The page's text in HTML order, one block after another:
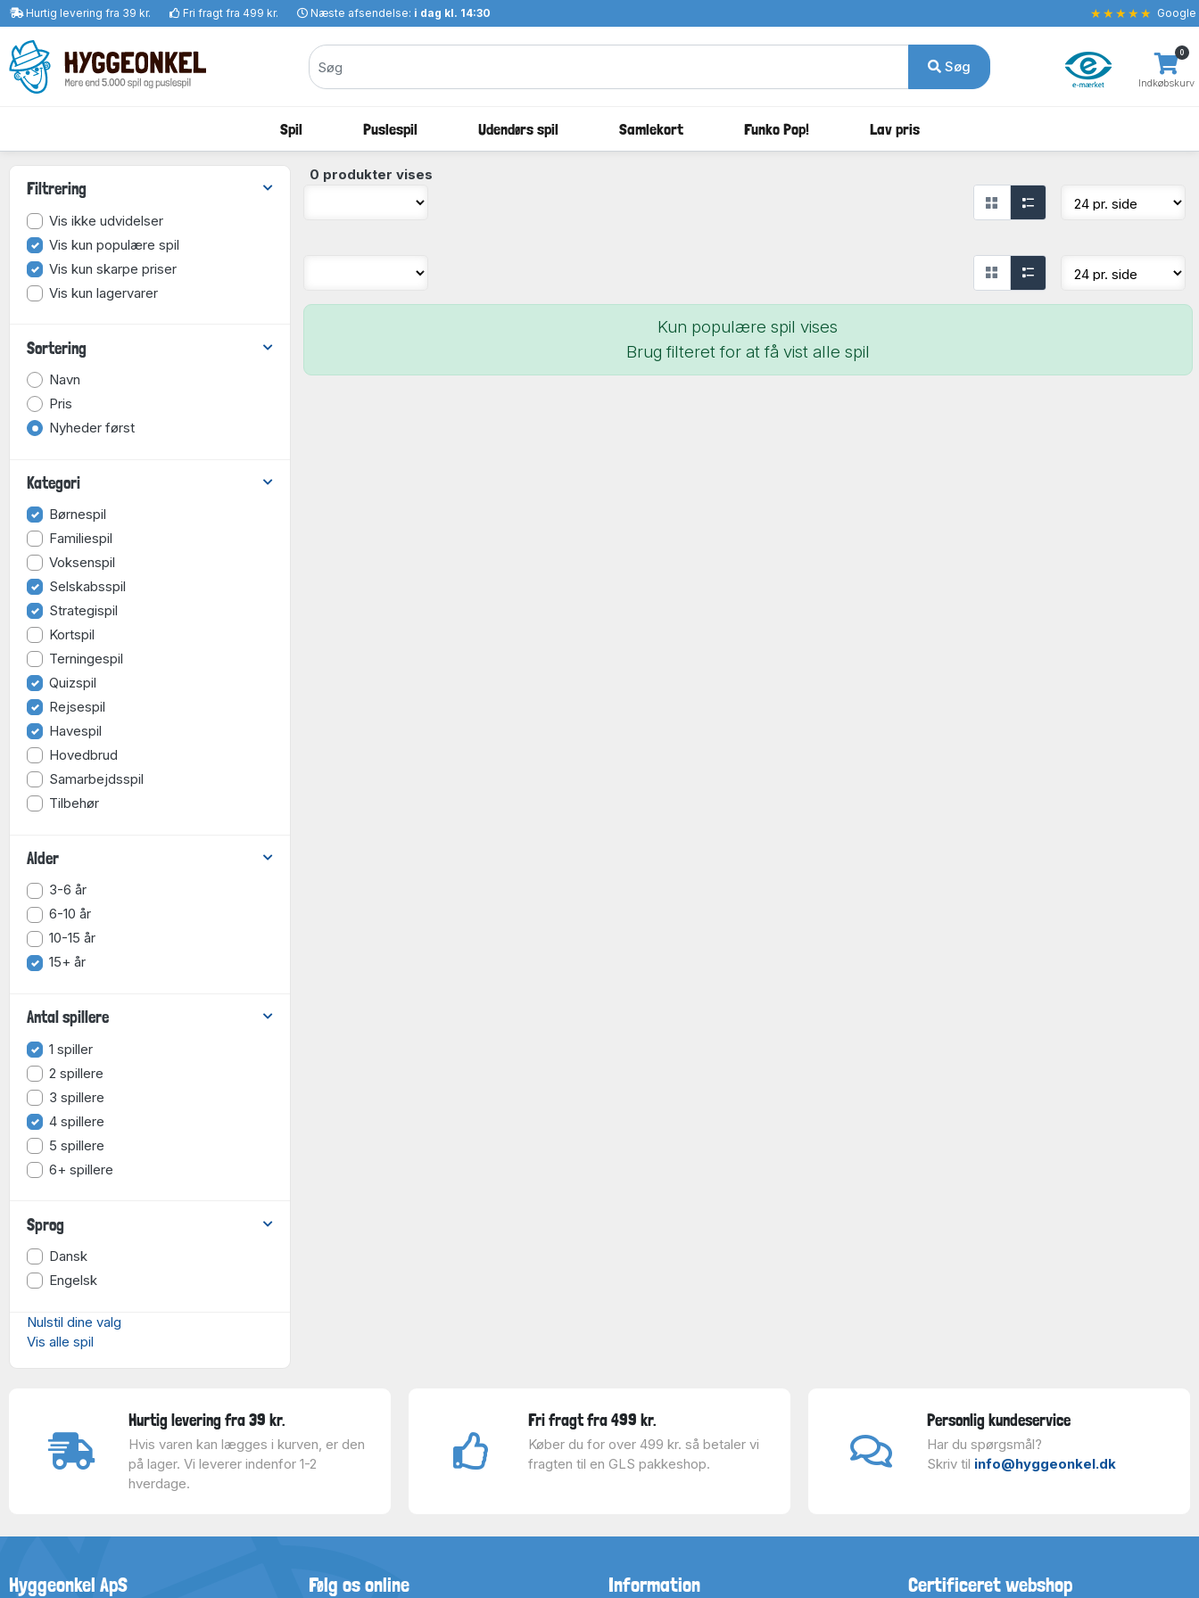
Hurtig levering fra 39 kr. Fri fragt fra 499 kr. Næste afsendelse: i dag kl. 14:30 ★★★★★ Google
Søg
Indkøbskurv
0
Spil Puslespil Udendørs spil Samlekort Funko Pop! Lav pris
Filtrering
Vis ikke udvidelser
Vis kun populære spil
Vis kun skarpe priser
Vis kun lagervarer
Sortering
Navn
Pris
Nyheder først
Kategori
Børnespil
Familiespil
Voksenspil
Selskabsspil
Strategispil
Kortspil
Terningespil
Quizspil
Rejsespil
Havespil
Hovedbrud
Samarbejdsspil
Tilbehør
Alder
3-6 år
6-10 år
10-15 år
15+ år
Antal spillere
1 spiller
2 spillere
3 spillere
4 spillere
5 spillere
6+ spillere
Sprog
Dansk
Engelsk
Nulstil dine valg
Vis alle spil
0 produkter vises
Kun populære spil vises
Brug filteret for at få vist alle spil
Hurtig levering fra 39 kr.
Hvis varen kan lægges i kurven, er den
på lager. Vi leverer indenfor 1-2
hverdage.
Fri fragt fra 499 kr.
Køber du for over 499 kr. så betaler vi
fragten til en GLS pakkeshop.
Personlig kundeservice
Har du spørgsmål?
Skriv til info@hyggeonkel.dk
Hyggeonkel ApS Følg os online Information Certificeret webshop